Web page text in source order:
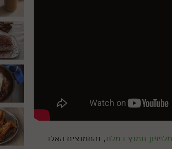
מלפפון חמוץ במלח, והחמוצים האלו